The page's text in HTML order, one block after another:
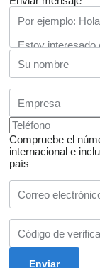
Compruebe el
internacional e
país